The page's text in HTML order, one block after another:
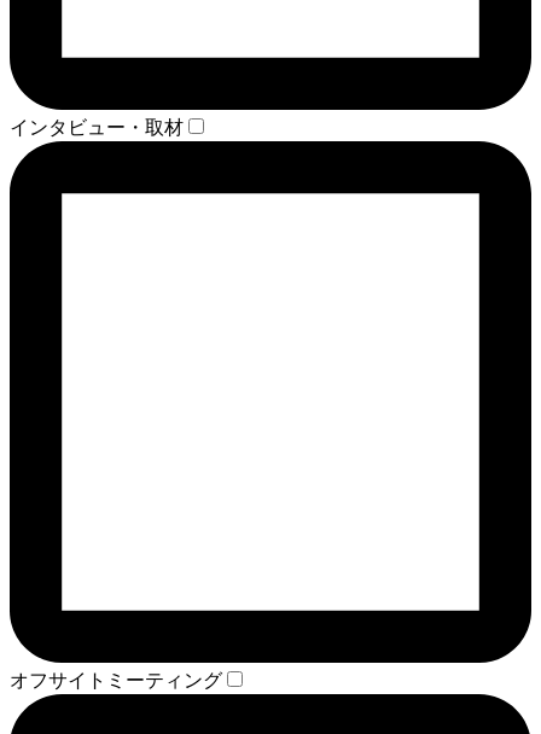
インタビュー・取材
オフサイトミーティング